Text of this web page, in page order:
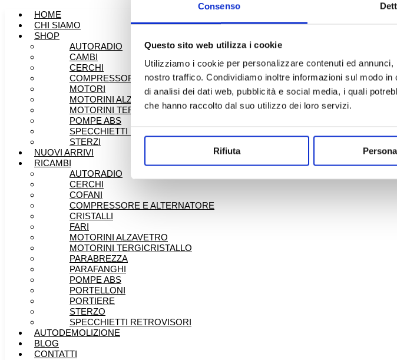
Consenso
Questo sito web utilizza i cookie
Utilizziamo i cookie per personalizzare contenuti ed
nostro traffico. Condividiamo inoltre informazioni sul modo
di analisi dei dati web, pubblicità e social media, i quali
che hanno raccolto dal suo utilizzo dei loro servizi.
Rifiuta
HOME
CHI SIAMO
SHOP
AUTORADIO
CAMBI
CERCHI
COMPRESSORE E ALTERNATORE
MOTORI
MOTORINI ALZAVETRO
MOTORINI TERGICRISTALLO
POMPE ABS
SPECCHIETTI RETROVISORI
STERZI
NUOVI ARRIVI
RICAMBI
AUTORADIO
CERCHI
COFANI
COMPRESSORE E ALTERNATORE
CRISTALLI
FARI
MOTORINI ALZAVETRO
MOTORINI TERGICRISTALLO
PARABREZZA
PARAFANGHI
POMPE ABS
PORTELLONI
PORTIERE
STERZO
SPECCHIETTI RETROVISORI
AUTODEMOLIZIONE
BLOG
CONTATTI